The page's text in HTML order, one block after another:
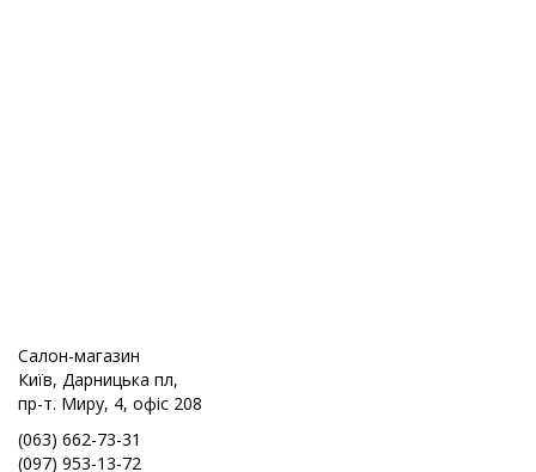
Салон-магазин
Київ, Дарницька пл,
пр-т. Миру, 4, офіс 208
(063) 662-73-31
(097) 953-13-72